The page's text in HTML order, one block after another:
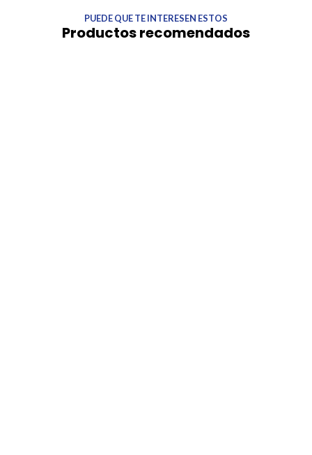
PUEDE QUE TE INTERESEN ESTOS
Productos recomendados